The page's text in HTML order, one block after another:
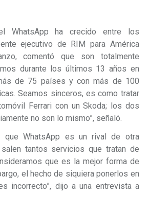
WhatsApp ha crecido entre los
ejecutivo de RIM para América
comentó que son totalmente
durante los últimos 13 años en
de 75 países y con más de 100
Seamos sinceros, es como tratar
Ferrari con un Skoda; los dos
no son lo mismo”, señaló.
que WhatsApp es un rival de otra
salen tantos servicios que tratan de
que es la mejor forma de
el hecho de siquiera ponerlos en
incorrecto”, dijo a una entrevista a